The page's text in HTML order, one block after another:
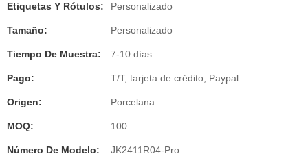
Etiquetas Y Rótulos: Personalizado
Tamaño: Personalizado
Tiempo De Muestra: 7-10 días
Pago: T/T, tarjeta de crédito, Paypal
Origen: Porcelana
MOQ: 100
Número De Modelo: JK2411R04-Pro